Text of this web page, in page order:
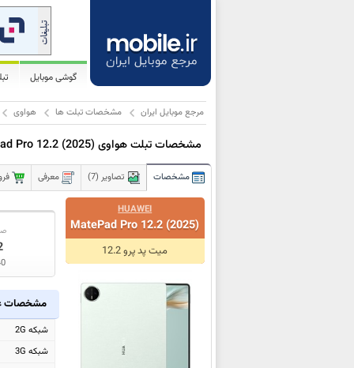
گوشی موبایل
مرجع موبایل ایران مشخصات تبلت ها هواوی
مشخصات تبلت هواوی Pro 12.2 (2025)
مشخصات تصاویر (7) معرفی
HUAWEI
MatePad Pro 12.2 (2025)
میت پد پرو 12.2
مشخصات
شبکه 2G
شبکه 3G